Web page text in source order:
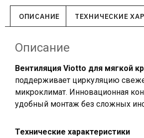
ОПИСАНИЕ ТЕХНИЧЕСКИЕ
Описание
Вентиляция Viotto для мягкой
поддерживает циркуляцию
микроклимат. Инновационная
удобный монтаж без сложных
Технические характеристики